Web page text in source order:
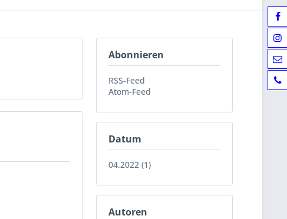
Abonnieren
RSS-Feed
Atom-Feed
Datum
04.2022 (1)
Autoren